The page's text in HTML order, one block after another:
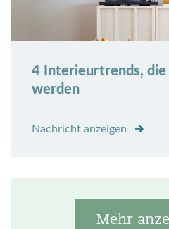
4 Interieurtrends,
werden
Nachricht anzeigen
Mehr